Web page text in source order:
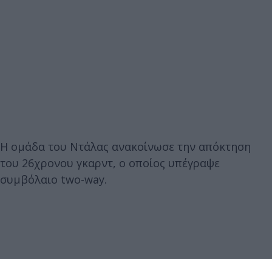
Η ομάδα του Ντάλας ανακοίνωσε την απόκτηση
του 26χρονου γκαρντ, ο οποίος υπέγραψε
συμβόλαιο two-way.